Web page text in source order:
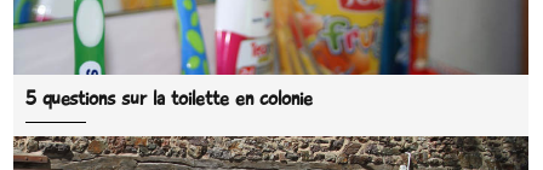
5 questions sur la toilette en colonie